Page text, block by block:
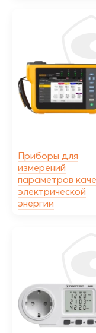
Приборы для
измерений
параметров
электрической
энергии